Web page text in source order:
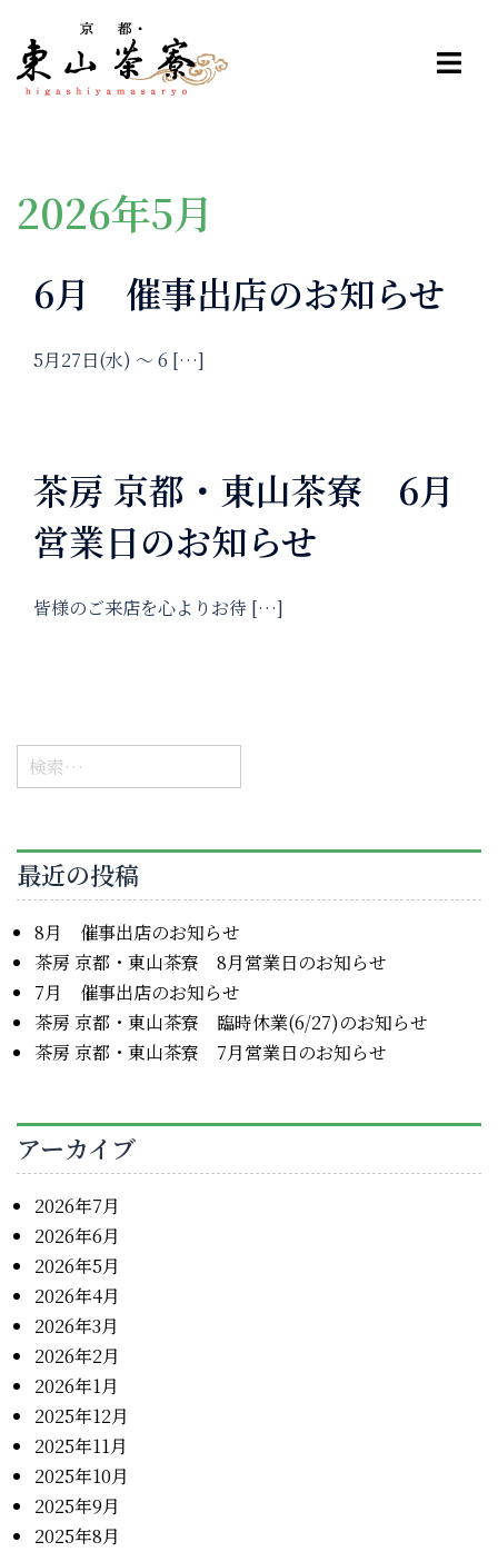
2026年5月
6月 催事出店のお知らせ
5月27日(水) ～ 6 […]
茶房 京都・東山茶寮 6月
営業日のお知らせ
皆様のご来店を心よりお待 […]
検
索:
最近の投稿
8月 催事出店のお知らせ
茶房 京都・東山茶寮 8月営業日のお知らせ
7月 催事出店のお知らせ
茶房 京都・東山茶寮 臨時休業(6/27)のお知らせ
茶房 京都・東山茶寮 7月営業日のお知らせ
アーカイブ
2026年7月
2026年6月
2026年5月
2026年4月
2026年3月
2026年2月
2026年1月
2025年12月
2025年11月
2025年10月
2025年9月
2025年8月